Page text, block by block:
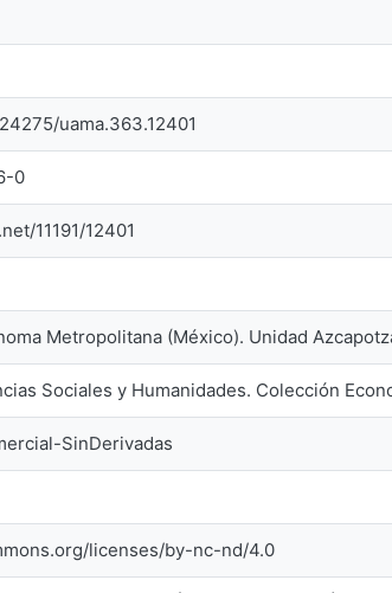
uama.363.12401
0
11191/12401
Metropolitana (México). Unidad
Sociales y Humanidades. Colección
SinDerivadas
licenses/by-nc-nd/4.0